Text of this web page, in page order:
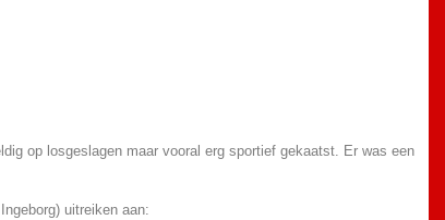
op losgeslagen maar vooral erg sportief gekaatst. Er was een
uitreiken aan: